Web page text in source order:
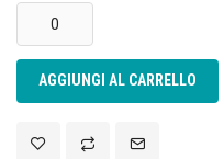
AGGIUNGI AL CARRELLO